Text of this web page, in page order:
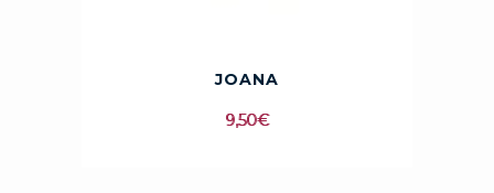
JOANA
9,50€